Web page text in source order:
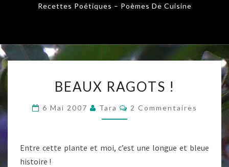
Recettes Poétiques – Poèmes De Cuisine
RAGOTS
BEAUX RAGOTS !
6 Mai 2007 Tara Commentaires
2 Commentaires
Entre cette plante et moi, c’est une longue et bleue
histoire !